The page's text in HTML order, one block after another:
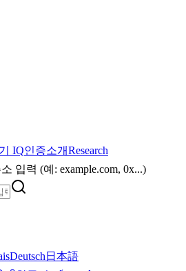
IQ인증소개Research
입력 (예: example.com, 0x...)
Deutsch 日本語